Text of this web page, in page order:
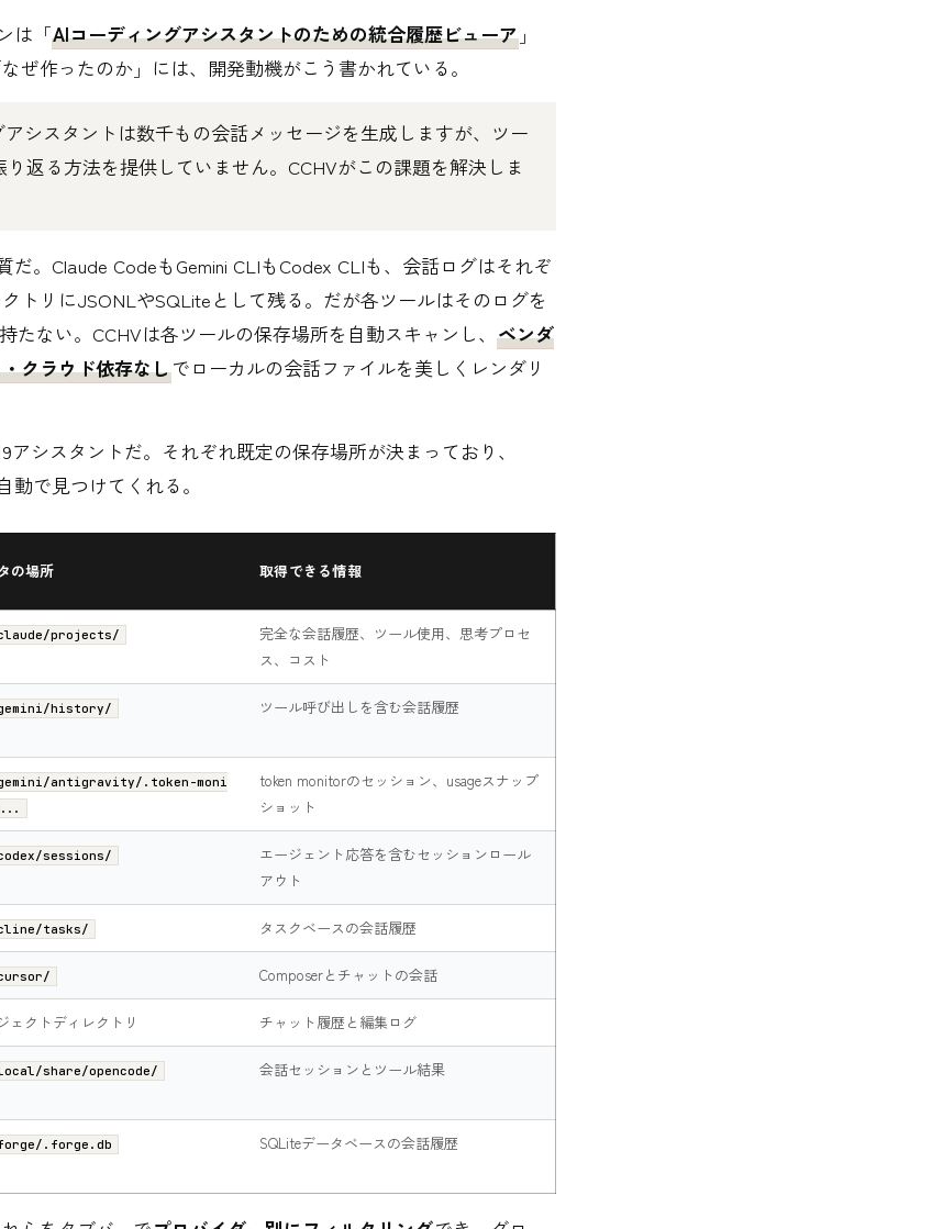
は「AIコーディングアシスタントのための統合履歴ビューア 」
ぜ作ったのか」には、開発動機がこう書かれている。
シスタントは数千もの会話メッセージを生成しますが、ツー
返る方法を提供していません。CCHVがこの課題を解決しま
だ。Claude CodeもGemini CLIもCodex CLIも、会話ログはそれぞ
トリにJSONLやSQLiteとして残る。だが各ツールはそのログを
たない。CCHVは各ツールの保存場所を自動スキャンし、 ベンダ
クラウド依存なしでローカルの会話ファイルを美しくレンダリ
アシスタントだ。それぞれ既定の保存場所が決まっており、
動で見つけてくれる。
の場所 取得できる情報
projects/
完全な会話履歴、ツール使用、思考プロセ
ス、コスト
history/ ツール呼び出しを含む会話履歴
antigravity/.token-moni
token monitorのセッション、usageスナップ
ショット
sessions/
エージェント応答を含むセッションロール
アウト
tasks/ タスクベースの会話履歴
Composerとチャットの会話
ェクトディレクトリ チャット履歴と編集ログ
share/opencode/ 会話セッションとツール結果
.forge.db SQLiteデータベースの会話履歴